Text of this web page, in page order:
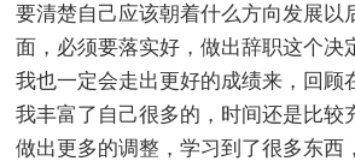
要清楚自己应该朝着什么方向发展以
面，必须要落实好，做出辞职这个决
我也一定会走出更好的成绩来，回顾
我丰富了自己很多的，时间还是比较
做出更多的调整，学习到了很多东西